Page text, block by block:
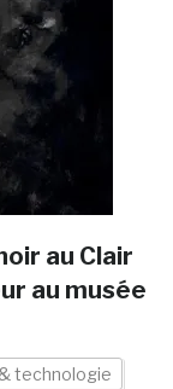
au Clair
au musée
technologie